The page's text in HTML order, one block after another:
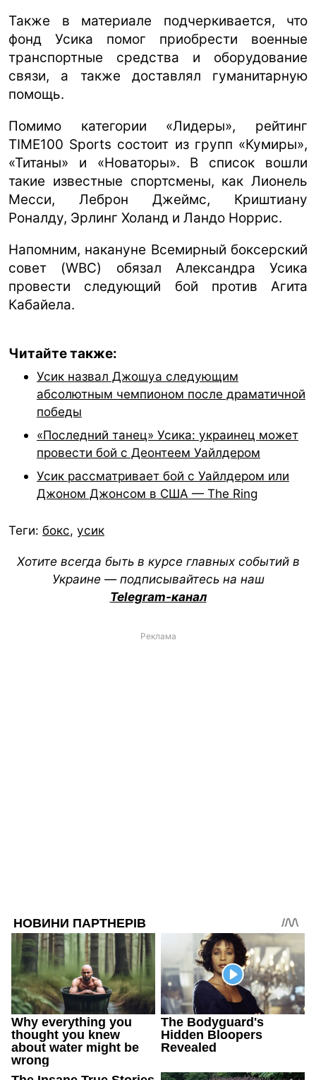
Также в материале подчеркивается, что
фонд Усика помог приобрести военные
транспортные средства и оборудование
связи, а также доставлял гуманитарную
помощь.
Помимо категории «Лидеры», рейтинг
TIME100 Sports состоит из групп «Кумиры»,
«Титаны» и «Новаторы». В список вошли
такие известные спортсмены, как Лионель
Месси, Леброн Джеймс, Криштиану
Роналду, Эрлинг Холанд и Ландо Норрис.
Напомним, накануне Всемирный боксерский
совет (WBC) обязал Александра Усика
провести следующий бой против Агита
Кабайела.
Читайте также:
Усик назвал Джошуа следующим
абсолютным чемпионом после драматичной
победы
«Последний танец» Усика: украинец может
провести бой с Деонтеем Уайлдером
Усик рассматривает бой с Уайлдером или
Джоном Джонсом в США — The Ring
Теги: бокс, усик
Хотите всегда быть в курсе главных событий в
Украине — подписывайтесь на наш
Telegram-канал
Реклама